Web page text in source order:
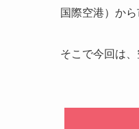
国際空港）か
そこで今回は